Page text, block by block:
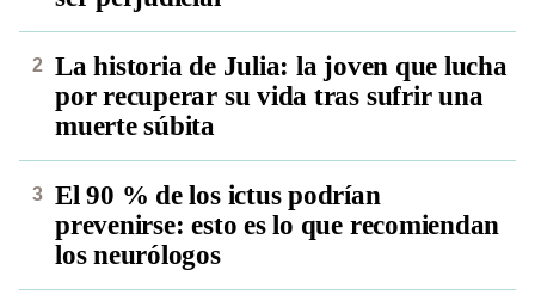
La historia de Julia: la joven que lucha
por recuperar su vida tras sufrir una
muerte súbita
El 90 % de los ictus podrían
prevenirse: esto es lo que recomiendan
los neurólogos